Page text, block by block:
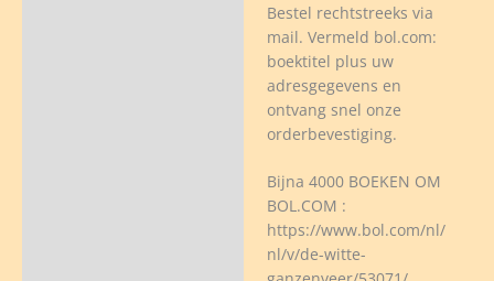
Bestel rechtstreeks via
mail. Vermeld bol.com:
boektitel plus uw
adresgegevens en
ontvang snel onze
orderbevestiging.
Bijna 4000 BOEKEN OM
BOL.COM :
https://www.bol.com/nl/
nl/v/de-witte-